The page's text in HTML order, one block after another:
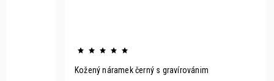
Kožený náramek černý s gravírovánim